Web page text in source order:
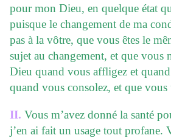
pour mon Dieu, en quelque état
puisque le changement de ma
pas à la vôtre, que vous êtes le
sujet au changement, et que vous
Dieu quand vous affligez et
quand vous consolez, et que vous
II. Vous m’avez donné la santé
j’en ai fait un usage tout profane.